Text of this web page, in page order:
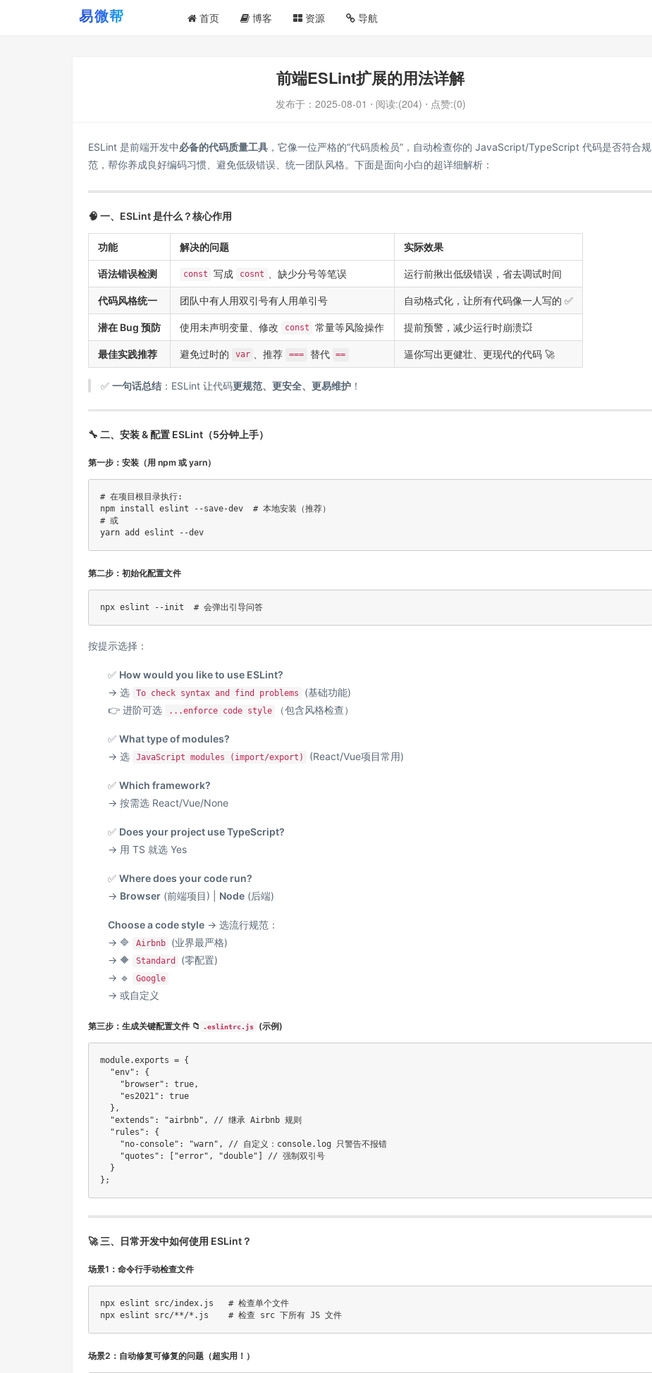
首页 博客 资源 导航
前端ESLint扩展的用法详解
发布于： 2025-08-01 ⋅ 阅读:(204) ⋅ 点赞:(0)
ESLint 是前端开发中必备的代码质量工具 ，它像一位严格的“代码质检员”，自动检查你的 JavaScript/TypeScript 代码是否符合规
范，帮你养成良好编码习惯、避免低级错误、统一团队风格。下面是面向小白的超详细解析：
🧠 一、ESLint 是什么？核心作用
功能 解决的问题 实际效果
语法错误检测 const 写成 cosnt 、缺少分号等笔误 运行前揪出低级错误，省去调试时间
代码风格统一 团队中有人用双引号有人用单引号 自动格式化，让所有代码像一人写的 ✅
潜在 Bug 预防 使用未声明变量、修改 const 常量等风险操作 提前预警，减少运行时崩溃💥
最佳实践推荐 避免过时的 var 、推荐 === 替代 == 逼你写出更健壮、更现代的代码 🚀
✅ 一句话总结：ESLint 让代码更规范、更安全、更易维护！
🔧 二、安装 & 配置 ESLint（5分钟上手）
第一步：安装（用 npm 或 yarn）
# 在项目根目录执行:
npm install eslint --save-dev # 本地安装（推荐）
# 或
yarn add
第二步：初始化配置文件
npx eslint --init # 会弹出引导问答
按提示选择：
✅ How would you like to use ESLint?
→ 选
To check syntax and find problems
(基础功能)
👉 进阶可选
...enforce code style （包含风格检查）
✅ What type of modules?
→ 选
JavaScript modules (import/export) (React/Vue项目常用)
✅ Which framework?
→ 按需选 React/Vue/None
✅ Does your project use TypeScript?
→ 用 TS 就选 Yes
✅ Where does your code run?
→ Browser (前端项目) | Node (后端)
Choose a code style → 选流行规范：
→ 🔷
Airbnb
(业界最严格)
→ 🔶
Standard
(零配置)
→ 🔹
Google
→ 或自定义
第三步：生成关键配置文件 📁 .eslintrc.js (示例)
module.exports = {
"env" :
{
"browser" : true,
"es2021" :
true
} ,
"extends" : "airbnb" ,
// 继承 Airbnb 规则
"rules" :
{
"no-console" : "warn" ,
// 自定义：console.log 只警告不报错
"quotes" : "error" , "double"
// 强制双引号
}
} ;
🚀 三、日常开发中如何使用 ESLint？
场景1：命令行手动检查文件
npx eslint src/index.js # 检查单个文件
npx eslint src/**/*.js # 检查 src 下所有 JS 文件
场景2：自动修复可修复的问题（超实用！）